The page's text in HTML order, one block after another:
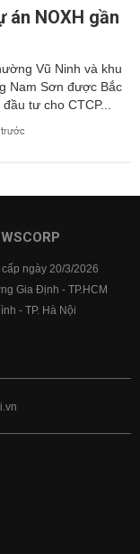
án NOXH gần
Vũ Ninh và khu
Nam Sơn được Bắc
tư cho CTCP...
ngày 20/3/2026
Gia Định - TP.HCM
- TP. Hà Nội